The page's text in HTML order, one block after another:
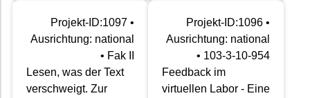
Projekt-ID:1097 •
Ausrichtung: national
• Fak II
Lesen, was der Text
verschweigt. Zur
Projekt-ID:1096 •
Ausrichtung: national
• 103-3-10-954
Feedback im
virtuellen Labor - Eine